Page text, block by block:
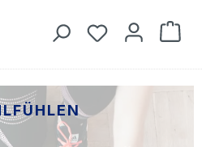
Du hast 0